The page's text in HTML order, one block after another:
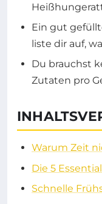
Ein gut
liste dir auf,
Du brauchst
Zutaten pro
Warum Zeit
Die 5
Schnelle